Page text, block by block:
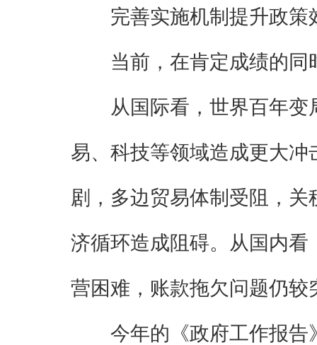
完善实施机制提升政策
当前，在肯定成绩的
从国际看，世界百年
易、科技等领域造成更大
剧，多边贸易体制受阻，
济循环造成阻碍。从国内
营困难，账款拖欠问题仍较
今年的《政府工作报